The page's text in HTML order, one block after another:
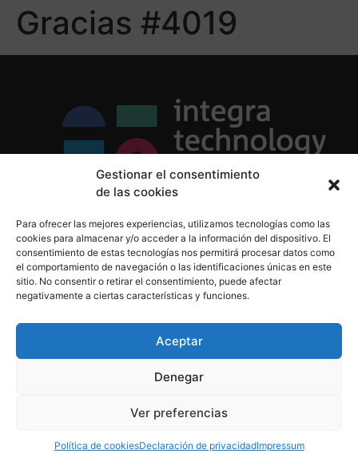
Gestionar el consentimiento
de las cookies
Para ofrecer las mejores experiencias, utilizamos tecnologías como las
cookies para almacenar y/o acceder a la información del dispositivo. El
consentimiento de estas tecnologías nos permitirá procesar datos como
el comportamiento de navegación o las identificaciones únicas en este
sitio. No consentir o retirar el consentimiento, puede afectar
negativamente a ciertas características y funciones.
Aceptar
Denegar
Ver preferencias
Política de cookiesDeclaración de privacidadImpressum
Gracias #4019
Política de Cookies
Aviso Legal
910 607 564
derechos reservados